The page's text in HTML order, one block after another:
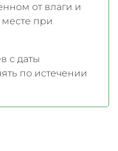
от влаги и
при
с даты
по истечении